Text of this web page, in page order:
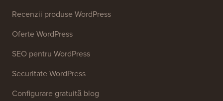
Resurse
Cursuri WordPress
Glosar WordPress
Recenzii produse WordPress